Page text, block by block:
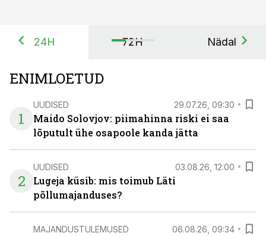
24H 72H Nädal
ENIMLOETUD
1
UUDISED 29.07.26, 09:30
Maido Solovjov: piimahinna riski ei saa
lõputult ühe osapoole kanda jätta
2
UUDISED 03.08.26, 12:00
Lugeja küsib: mis toimub Läti
põllumajanduses?
MAJANDUSTULEMUSED 06.08.26, 09:34